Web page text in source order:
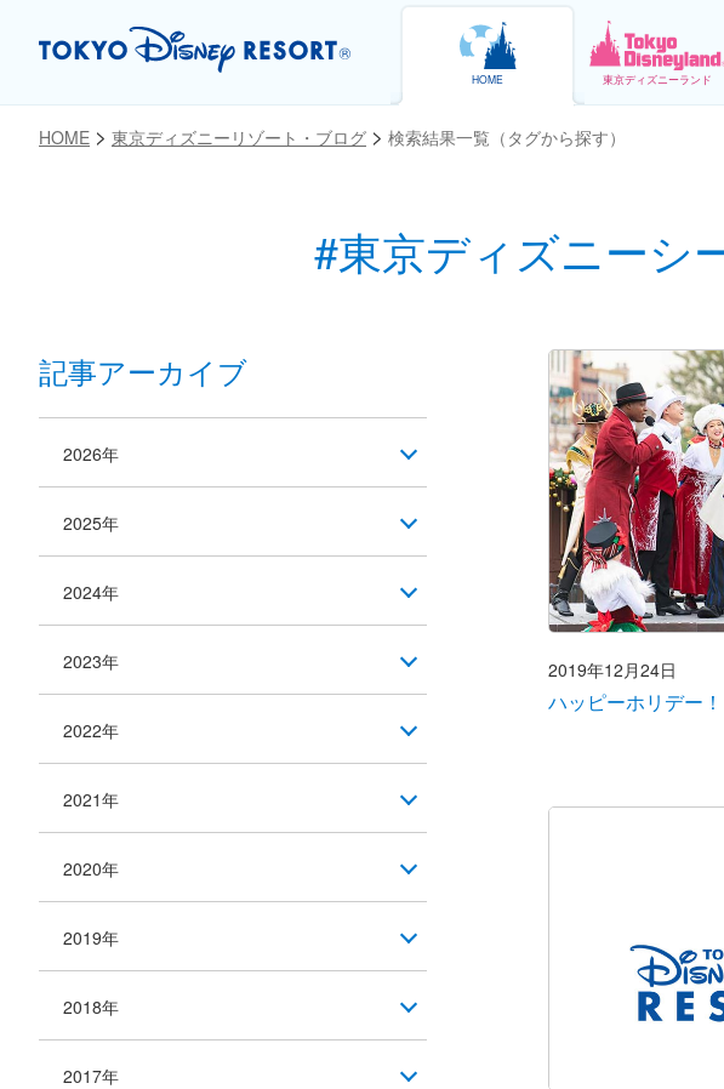
HOME 東京ディズニーランド
HOME 東京ディズニーリゾート・ブログ 検索結果一覧（タグから探す）
#東京ディズニーシ
2019年12月24日
ハッピーホリデー！
記事アーカイブ
2026年
2025年
2024年
2023年
2022年
2021年
2020年
2019年
2018年
2017年